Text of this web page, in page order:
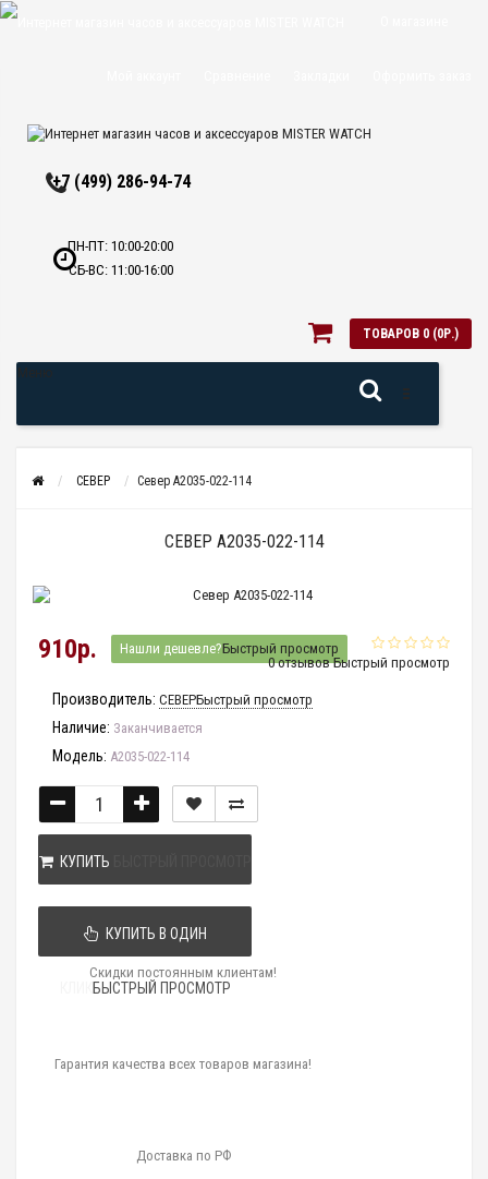
+7 (499) 286-94-74
ПН-ПТ: 10:00-20:00
СБ-ВС: 11:00-16:00
ТОВАРОВ 0 (0Р.)
СЕВЕР Север A2035-022-114
СЕВЕР A2035-022-114
0 отзывов Быстрый просмотр
910р. Нашли дешевле?Быстрый просмотр
Производитель: СЕВЕРБыстрый просмотр
Наличие: Заканчивается
Модель: A2035-022-114
КУПИТЬ
КУПИТЬ В ОДИН
БЫСТРЫЙ ПРОСМОТР
Скидки постоянным клиентам!
Гарантия качества всех товаров магазина!
Доставка по РФ